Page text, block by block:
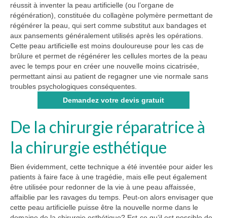
réussit à inventer la peau artificielle (ou l’organe de
régénération), constituée du collagène polymère permettant de
régénérer la peau, qui sert comme substitut aux bandages et
aux pansements généralement utilisés après les opérations.
Cette peau artificielle est moins douloureuse pour les cas de
brûlure et permet de régénérer les cellules mortes de la peau
avec le temps pour en créer une nouvelle moins cicatrisée,
permettant ainsi au patient de regagner une vie normale sans
troubles psychologiques conséquentes.
Demandez votre devis gratuit
De la chirurgie réparatrice à
la chirurgie esthétique
Bien évidemment, cette technique a été inventée pour aider les
patients à faire face à une tragédie, mais elle peut également
être utilisée pour redonner de la vie à une peau affaissée,
affaiblie par les ravages du temps. Peut-on alors envisager que
cette peau artificielle puisse être la nouvelle norme dans le